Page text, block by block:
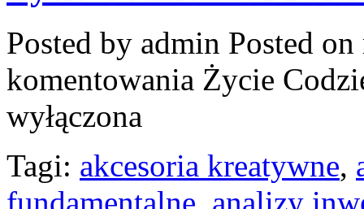
Posted by admin Posted
komentowania Życie
wyłączona
Tagi: akcesoria kreatywne,
fundamentalne, analizy